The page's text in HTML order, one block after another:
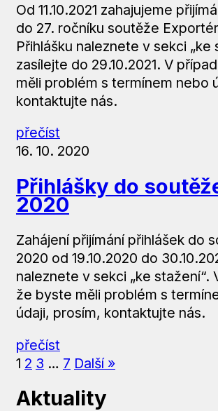
Od 11.10.2021 zahajujeme
do 27. ročníku soutěže
Přihlášku naleznete v sekci „ke
zasílejte do 29.10.2021. V
měli problém s termínem nebo
kontaktujte nás.
přečíst
16. 10. 2020
Přihlášky do
2020
Zahájení přijímání přihlášek do
2020 od 19.10.2020 do
naleznete v sekci „ke stažení“.
že byste měli problém s
údaji, prosím, kontaktujte nás.
přečíst
1 2 3 … 7 Další »
Aktuality